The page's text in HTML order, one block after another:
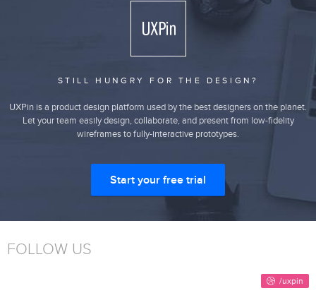
STILL HUNGRY FOR THE DESIGN?
UXPin is a product design platform used by the best designers on the planet.
Let your team easily design, collaborate, and present from low-fidelity
wireframes to fully-interactive prototypes.
Start your free trial
FOLLOW US